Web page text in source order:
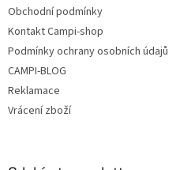
Obchodní podmínky
Kontakt Campi-shop
Podmínky ochrany osobních údajů
CAMPI-BLOG
Reklamace
Vrácení zboží